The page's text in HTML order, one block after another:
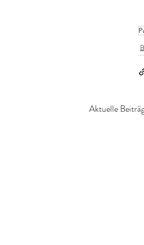
Aktuelle